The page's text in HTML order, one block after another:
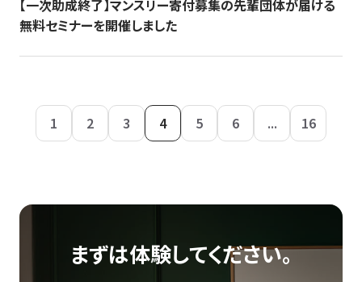
【一次助成終了】マンスリー寄付募集の先輩団体が届ける
無料セミナーを開催しました
1 2 3 4 5 6 ... 16
まずは体験してください。